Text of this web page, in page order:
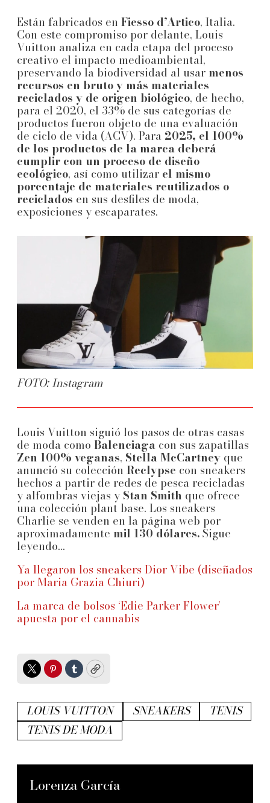
Están fabricados en Fiesso d’Artico, Italia.
Con este compromiso por delante, Louis
Vuitton analiza en cada etapa del proceso
creativo el impacto medioambiental,
preservando la biodiversidad al usar menos
recursos en bruto y más materiales
reciclados y de origen biológico, de hecho,
para el 2020, el 33% de sus categorías de
productos fueron objeto de una evaluación
de ciclo de vida (ACV). Para 2025, el 100%
de los productos de la marca deberá
cumplir con un proceso de diseño
ecológico, así como utilizar el mismo
porcentaje de materiales reutilizados o
reciclados en sus desfiles de moda,
exposiciones y escaparates.
FOTO: Instagram
Louis Vuitton siguió los pasos de otras casas
de moda como Balenciaga con sus zapatillas
Zen 100% veganas, Stella McCartney que
anunció su colección Reclypse con sneakers
hechos a partir de redes de pesca recicladas
y alfombras viejas y Stan Smith que ofrece
una colección plant base. Los sneakers
Charlie se venden en la página web por
aproximadamente mil 130 dólares.Sigue
leyendo...
Ya llegaron los sneakers Dior Vibe (diseñados
por Maria Grazia Chiuri)
La marca de bolsos ‘Edie Parker Flower’
apuesta por el cannabis
TwitterPinterest
TumblrCopy
LOUIS VUITTON SNEAKERS
TENIS
TENIS DE MODA
Lorenza García